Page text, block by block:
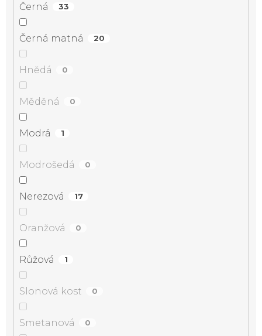
Černá 33
Černá matná 20
Hnědá 0
Měděná 0
Modrá 1
Modrošedá 0
Nerezová 17
Oranžová 0
Růžová 1
Slonová kost 0
Smetanová 0